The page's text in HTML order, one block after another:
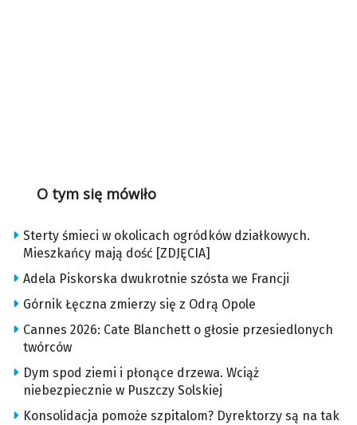
O tym się mówiło
Sterty śmieci w okolicach ogródków działkowych.
Mieszkańcy mają dość [ZDJĘCIA]
Adela Piskorska dwukrotnie szósta we Francji
Górnik Łęczna zmierzy się z Odrą Opole
Cannes 2026: Cate Blanchett o głosie przesiedlonych
twórców
Dym spod ziemi i płonące drzewa. Wciąż
niebezpiecznie w Puszczy Solskiej
Konsolidacja pomoże szpitalom? Dyrektorzy są na tak